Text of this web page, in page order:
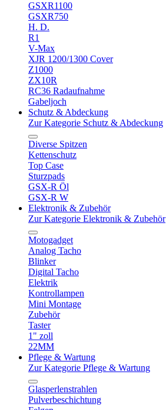
GSXR1100
GSXR750
H. D.
R1
V-Max
XJR 1200/1300 Cover
Z1000
ZX10R
RC36 Radaufnahme
Gabeljoch
Schutz & Abdeckung
Zur Kategorie Schutz & Abdeckung
Diverse Spitzen
Kettenschutz
Top Case
Sturzpads
GSX-R Öl
GSX-R W
Elektronik & Zubehör
Zur Kategorie Elektronik & Zubehör
Motogadget
Analog Tacho
Blinker
Digital Tacho
Elektrik
Kontrollampen
Mini Montage
Zubehör
Taster
1" zoll
22MM
Pflege & Wartung
Zur Kategorie Pflege & Wartung
Glasperlenstrahlen
Pulverbeschichtung